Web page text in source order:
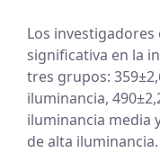
Los
significativa en la
tres grupos:
iluminancia,
iluminancia media
de alta iluminancia.